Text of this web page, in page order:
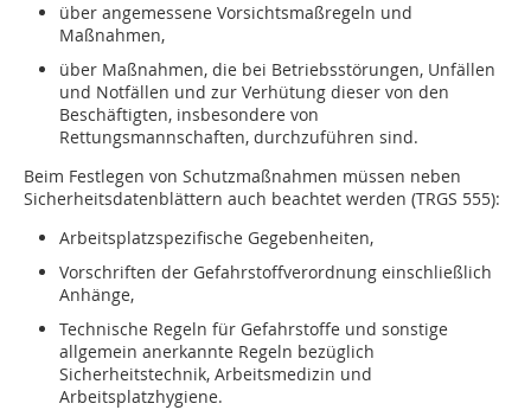
über angemessene Vorsichtsmaßregeln und
Maßnahmen,
über Maßnahmen, die bei Betriebsstörungen, Unfällen
und Notfällen und zur Verhütung dieser von den
Beschäftigten, insbesondere von
Rettungsmannschaften, durchzuführen sind.
Beim Festlegen von Schutzmaßnahmen müssen neben
Sicherheitsdatenblättern auch beachtet werden (TRGS 555):
Arbeitsplatzspezifische Gegebenheiten,
Vorschriften der Gefahrstoffverordnung einschließlich
Anhänge,
Technische Regeln für Gefahrstoffe und sonstige
allgemein anerkannte Regeln bezüglich
Sicherheitstechnik, Arbeitsmedizin und
Arbeitsplatzhygiene.